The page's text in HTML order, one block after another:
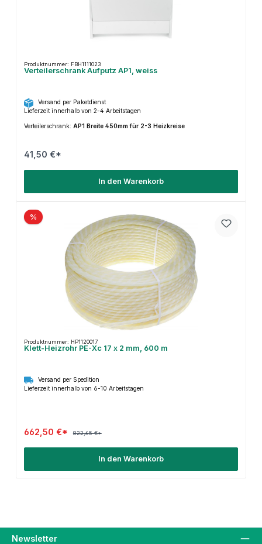
Produktnummer: FBH1111023
Verteilerschrank Aufputz AP1, weiss
Versand per Paketdienst
Lieferzeit innerhalb von 2-4 Arbeitstagen
Verteilerschrank: AP1 Breite 450mm für 2-3 Heizkreise
41,50 €*
In den Warenkorb
%
Produktnummer: HP1120017
Klett-Heizrohr PE-Xc 17 x 2 mm, 600 m
Versand per Spedition
Lieferzeit innerhalb von 6-10 Arbeitstagen
662,50 €* 822,65 €*
In den Warenkorb
Newsletter